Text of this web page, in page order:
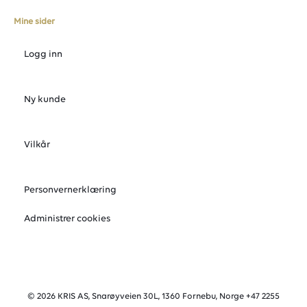
Mine sider
Logg inn
Ny kunde
Vilkår
Personvernerklæring
Administrer cookies
© 2026 KRIS AS, Snarøyveien 30L, 1360 Fornebu, Norge +47 2255